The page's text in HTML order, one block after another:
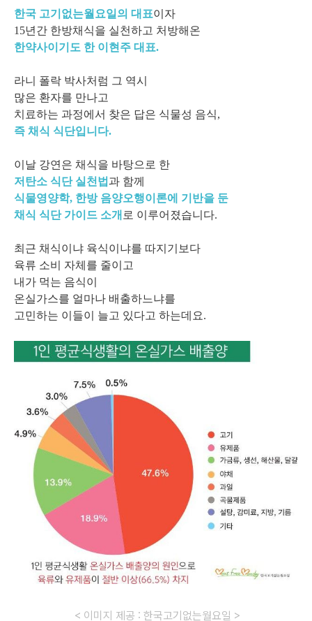
한국 고기없는월요일의 대표이자
15년간 한방채식을 실천하고 처방해온
한약사이기도 한 이현주 대표.
라니 폴락 박사처럼 그 역시
많은 환자를 만나고
치료하는 과정에서 찾은 답은 식물성 음식,
즉 채식 식단입니다.
이날 강연은 채식을 바탕으로 한
저탄소 식단 실천법 과 함께
식물영양학, 한방 음양오행이론에 기반을 둔
채식 식단 가이드 소개 로 이루어졌습니다.
최근 채식이냐 육식이냐를 따지기보다
육류 소비 자체를 줄이고
내가 먹는 음식이
온실가스를 얼마나 배출하느냐를
고민하는 이들이 늘고 있다고 하는데요.
< 이미지 제공 : 한국고기없는월요일 >